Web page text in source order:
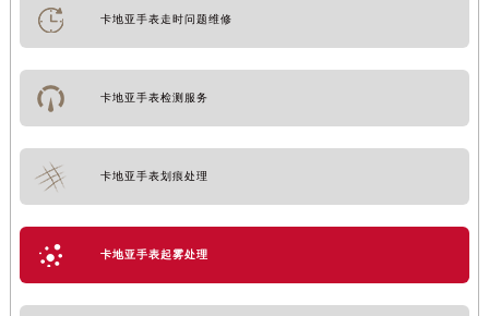
卡地亚手表走时问题维修
卡地亚手表检测服务
卡地亚手表划痕处理
卡地亚手表起雾处理